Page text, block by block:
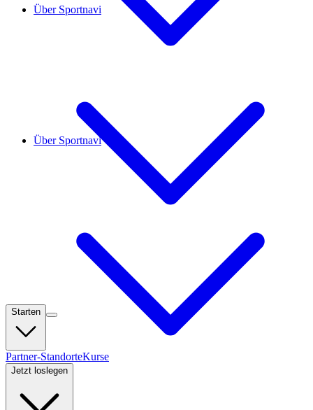
Über Sportnavi
Starten
Partner-StandorteKurse
Jetzt loslegen
Über Sportnavi